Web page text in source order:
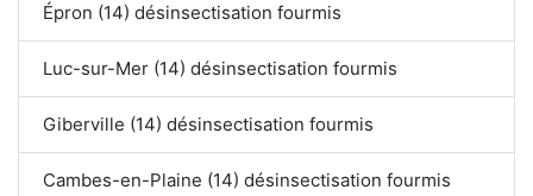
Épron (14) désinsectisation fourmis
Luc-sur-Mer (14) désinsectisation fourmis
Giberville (14) désinsectisation fourmis
Cambes-en-Plaine (14) désinsectisation fourmis